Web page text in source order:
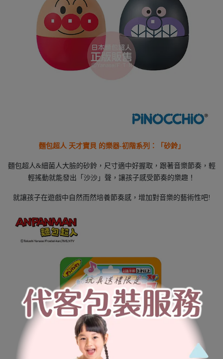
麵包超人 天才寶貝 的樂器-初階系列：「砂鈴」
麵包超人&細菌人大臉的砂鈴，尺寸適中好握取，跟著音樂節奏，輕
輕搖動就能發出「沙沙」聲，讓孩子感受節奏的樂趣！
就讓孩子在遊戲中自然而然培養節奏感，增加對音樂的藝術性吧!